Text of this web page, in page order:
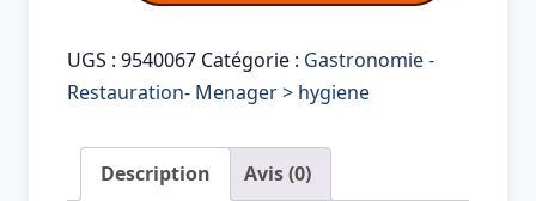
Mouchoir
Classique,
couches,
pack
UGS : 9540067 Catégorie : Gastronomie -
Restauration- Menager > hygiene
Description Avis (0)